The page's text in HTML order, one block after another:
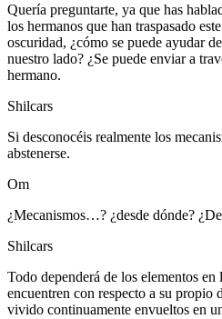
Quería preguntarte, ya que has
los hermanos que han traspasado
oscuridad, ¿cómo se puede ayudar
nuestro lado? ¿Se puede enviar a
hermano.
Shilcars
Si desconocéis realmente los
abstenerse.
Om
¿Mecanismos…? ¿desde dónde?
Shilcars
Todo dependerá de los elementos en
encuentren con respecto a su propio
vivido continuamente envueltos en